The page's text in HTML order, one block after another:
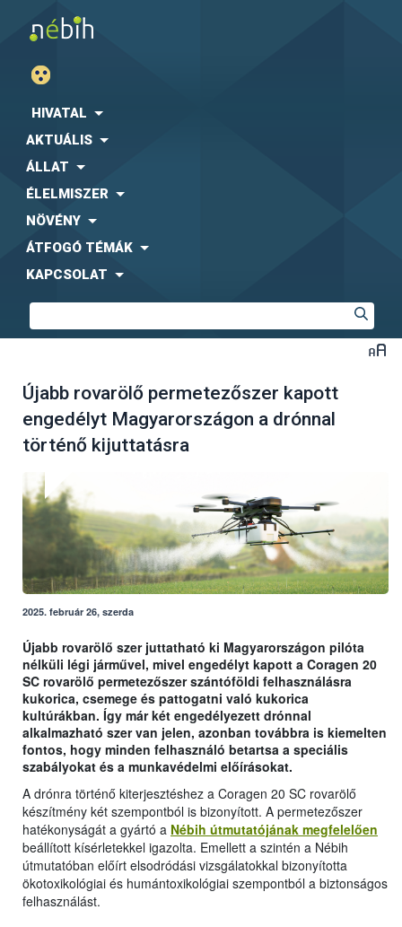
HIVATAL
AKTUÁLIS
ÁLLAT
ÉLELMISZER
NÖVÉNY
ÁTFOGÓ TÉMÁK
KAPCSOLAT
Újabb rovarölő permetezőszer kapott
engedélyt Magyarországon a drónnal
történő kijuttatásra
2025. február 26, szerda
Újabb rovarölő szer juttatható ki Magyarországon pilóta
nélküli légi járművel, mivel engedélyt kapott a Coragen 20
SC rovarölő permetezőszer szántóföldi felhasználásra
kukorica, csemege és pattogatni való kukorica
kultúrákban. Így már két engedélyezett drónnal
alkalmazható szer van jelen, azonban továbbra is kiemelten
fontos, hogy minden felhasználó betartsa a speciális
szabályokat és a munkavédelmi előírásokat.
A drónra történő kiterjesztéshez a Coragen 20 SC rovarölő
készítmény két szempontból is bizonyított. A permetezőszer
hatékonyságát a gyártó a Nébih útmutatójának megfelelően
beállított kísérletekkel igazolta. Emellett a szintén a Nébih
útmutatóban előírt elsodródási vizsgálatokkal bizonyította
ökotoxikológiai és humántoxikológiai szempontból a biztonságos
felhasználást.